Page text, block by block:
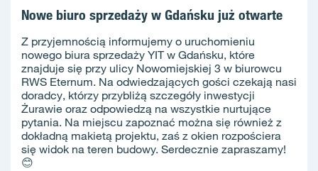
Nowe biuro sprzedaży w Gdańsku już otwarte
Z przyjemnością informujemy o uruchomieniu
nowego biura sprzedaży YIT w Gdańsku, które
znajduje się przy ulicy Nowomiejskiej 3 w biurowcu
RWS Eternum. Na odwiedzających gości czekają nasi
doradcy, którzy przybliżą szczegóły inwestycji
Żurawie oraz odpowiedzą na wszystkie nurtujące
pytania. Na miejscu zapoznać można się również z
dokładną makietą projektu, zaś z okien rozpościera
się widok na teren budowy. Serdecznie zapraszamy!
😊